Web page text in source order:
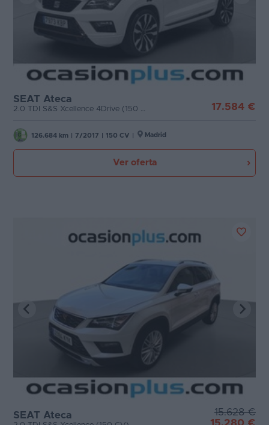
SEAT Ateca
2.0 TDI S&S Xcellence 4Drive (150 CV) 17.584 €
126.684 km 7/2017 150 CV Madrid
Ver oferta
SEAT Ateca
15.628 €
15.280 €